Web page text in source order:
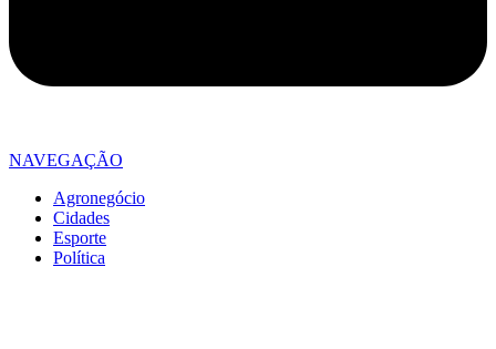
NAVEGAÇÃO
Agronegócio
Cidades
Esporte
Política